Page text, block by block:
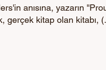
anısına, yazarın
gerçek kitap olan